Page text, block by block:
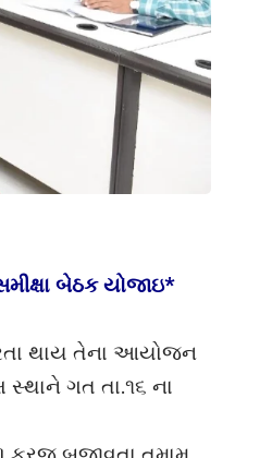
બેઠક યોજાઇ*
થાય તેના આયોજન
સ્થાને ગત તા.૧૬ ના